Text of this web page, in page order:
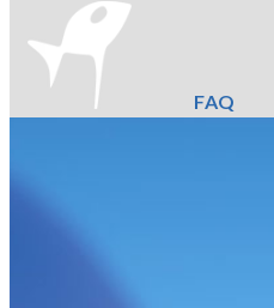
FAQ